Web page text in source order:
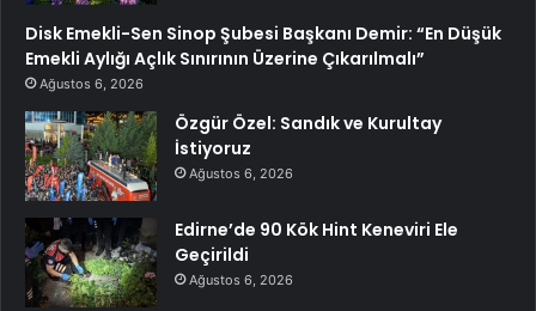
Disk Emekli-Sen Sinop Şubesi Başkanı Demir: “En Düşük
Emekli Aylığı Açlık Sınırının Üzerine Çıkarılmalı”
Ağustos 6, 2026
Özgür Özel: Sandık ve Kurultay
İstiyoruz
Ağustos 6, 2026
Edirne’de 90 Kök Hint Keneviri Ele
Geçirildi
Ağustos 6, 2026